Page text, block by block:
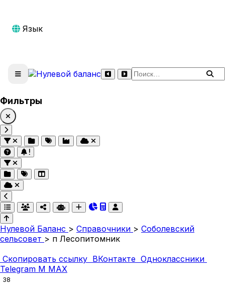
Язык
Поиск по сайту
Фильтры
Нулевой Баланс > Справочники > Соболевский
сельсовет > п Лесопитомник
Скопировать ссылку ВКонтакте Одноклассники
Telegram M MAX
38